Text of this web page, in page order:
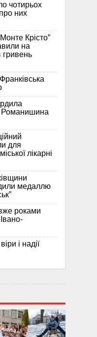
чотирьох
них
Крісто”
на
гривень
Романишина
для
лікарні
медаллю
роками
і надії